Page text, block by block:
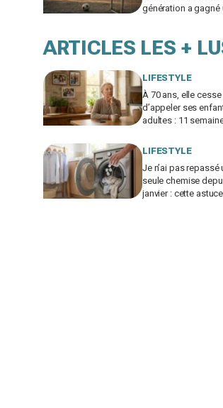
génération a gagné
ARTICLES LES +
LIFESTYLE
À 70 ans, elle cesse
d’appeler ses
adultes : 11
brutale sur les
LIFESTYLE
Je n’ai pas repassé
seule chemise
janvier : cette astuce